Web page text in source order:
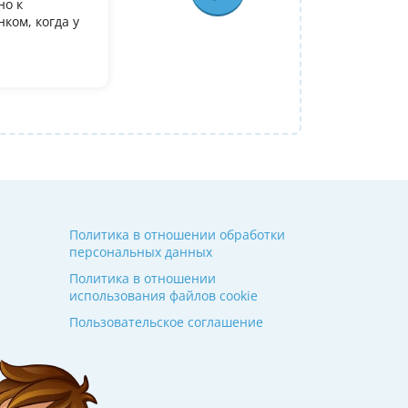
к
когда у
У дочери есть желание поступить в it
олимпиадеого уровня 7 и 8 класс за
9. Искали посильнее преподавателя
Ольгой Александровне! Спасибо!
Политика в отношении обработки
персональных данных
Политика в отношении
использования файлов cookie
Пользовательское соглашение